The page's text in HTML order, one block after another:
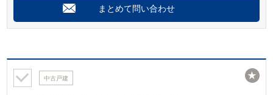
まとめて問い合わせ
中古戸建 ★